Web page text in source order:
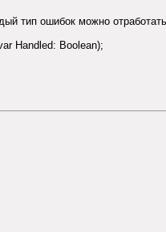
тип ошибок можно отработать
Handled: Boolean);